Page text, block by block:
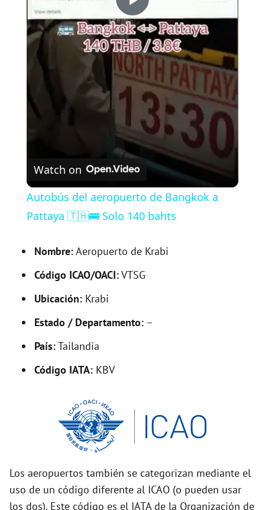
P
l
a
y
V
i
Watch on
Autobús del aeropuerto de Bangkok a
Pattaya 🇹🇭🚌 Solo 140 bahts
Nombre:Aeropuerto de Krabi
Código ICAO/OACI:VTSG
Ubicación: Krabi
Estado / Departamento: –
País:Tailandia
Código IATA: KBV
Los aeropuertos también se categorizan mediante el
uso de un código diferente al ICAO (o pueden usar
los dos). Este código es el IATA de la Organización de